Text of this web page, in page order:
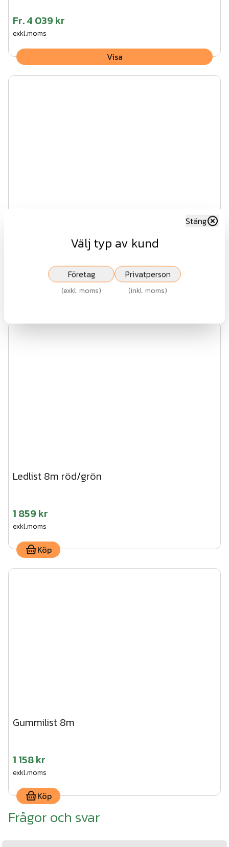
Fr.4 039 kr
exkl.moms
Visa
Ledlist 8m röd/grön
1 859 kr
exkl.moms
Köp
Gummilist 8m
1 158 kr
exkl.moms
Köp
Frågor och svar
Välj typ av kund
Stäng
Företag
(exkl. moms)
Privatperson
(inkl. moms)